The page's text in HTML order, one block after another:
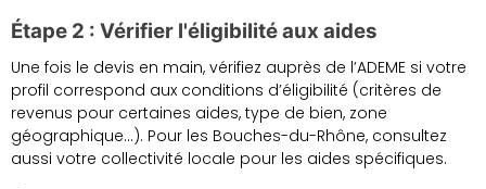
Étape 2 : Vérifier l'éligibilité aux aides
Une fois le devis en main, vérifiez auprès de l’ADEME si votre
profil correspond aux conditions d’éligibilité (critères de
revenus pour certaines aides, type de bien, zone
géographique…). Pour les Bouches-du-Rhône, consultez
aussi votre collectivité locale pour les aides spécifiques.